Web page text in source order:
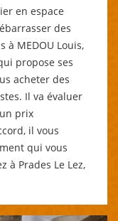
en espace
des
à MEDOU Louis,
propose ses
acheter des
Il va évaluer
prix
il vous
qui vous
à Prades Le Lez,